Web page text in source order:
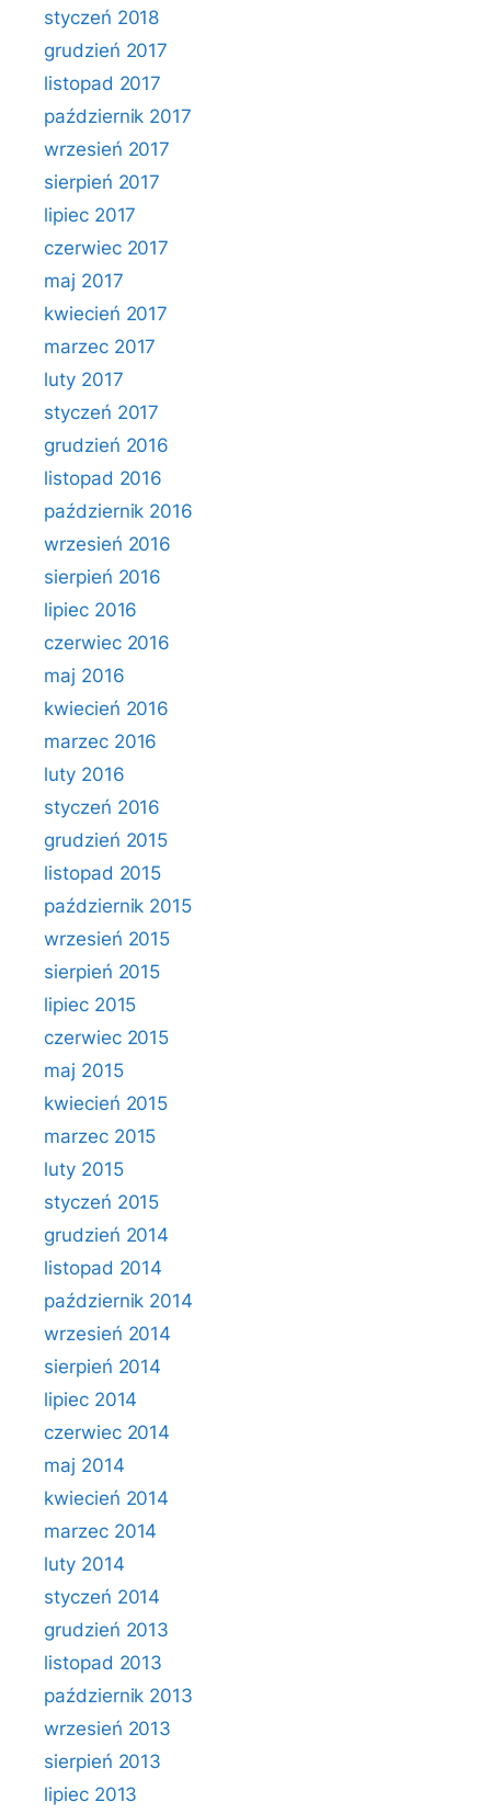
styczeń 2018
grudzień 2017
listopad 2017
październik 2017
wrzesień 2017
sierpień 2017
lipiec 2017
czerwiec 2017
maj 2017
kwiecień 2017
marzec 2017
luty 2017
styczeń 2017
grudzień 2016
listopad 2016
październik 2016
wrzesień 2016
sierpień 2016
lipiec 2016
czerwiec 2016
maj 2016
kwiecień 2016
marzec 2016
luty 2016
styczeń 2016
grudzień 2015
listopad 2015
październik 2015
wrzesień 2015
sierpień 2015
lipiec 2015
czerwiec 2015
maj 2015
kwiecień 2015
marzec 2015
luty 2015
styczeń 2015
grudzień 2014
listopad 2014
październik 2014
wrzesień 2014
sierpień 2014
lipiec 2014
czerwiec 2014
maj 2014
kwiecień 2014
marzec 2014
luty 2014
styczeń 2014
grudzień 2013
listopad 2013
październik 2013
wrzesień 2013
sierpień 2013
lipiec 2013